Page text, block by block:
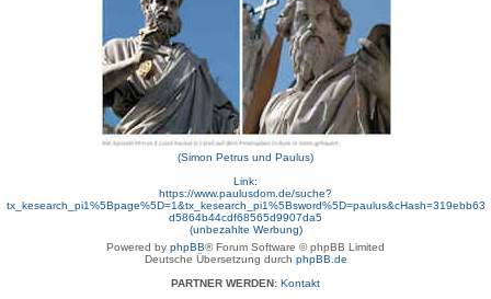
(Simon Petrus und Paulus)
Link:
https://www.paulusdom.de/suche?
tx_kesearch_pi1%5Bpage%5D=1&tx_kesearch_pi1%5Bsword%5D=paulus&cHash=319ebb63
d5864b44cdf68565d9907da5
(unbezahlte Werbung)
Powered by phpBB® Forum Software © phpBB Limited
Deutsche Übersetzung durch phpBB.de
PARTNER WERDEN: Kontakt